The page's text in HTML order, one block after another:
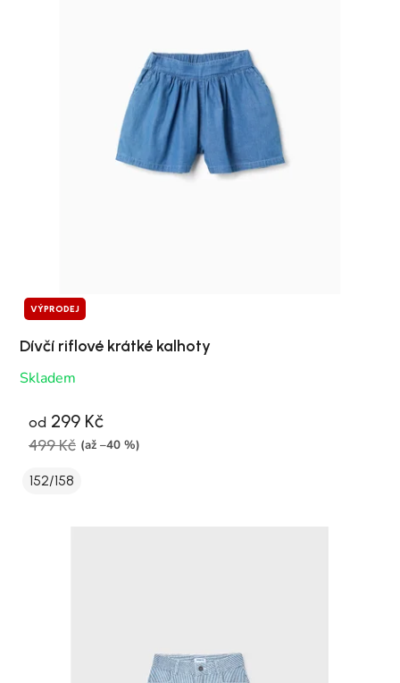
VÝPRODEJ
Dívčí riflové krátké kalhoty
Skladem
od 299 Kč
499 Kč (až –40 %)
152/158